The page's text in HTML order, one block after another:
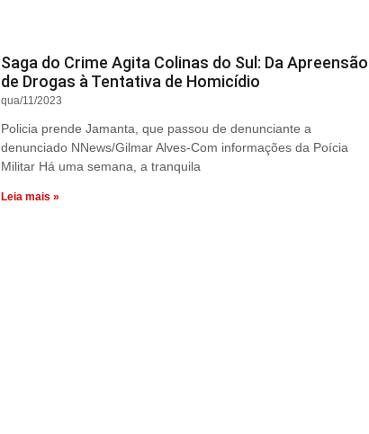
Saga do Crime Agita Colinas do Sul: Da Apreensão
de Drogas à Tentativa de Homicídio
qua/11/2023
Policia prende Jamanta, que passou de denunciante a
denunciado NNews/Gilmar Alves-Com informações da Poícia
Militar Há uma semana, a tranquila
Leia mais »